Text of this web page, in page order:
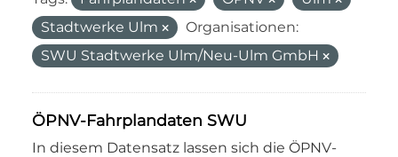
Stadtwerke Ulm
Organisationen:
SWU Stadtwerke Ulm/Neu-Ulm GmbH
ÖPNV-Fahrplandaten SWU
In diesem Datensatz lassen sich die ÖPNV-